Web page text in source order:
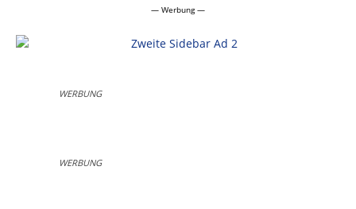
— Werbung —
WERBUNG
WERBUNG